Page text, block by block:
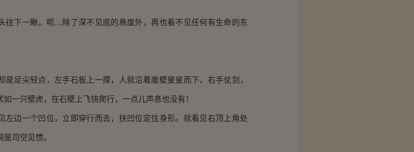
下一瞅，呃…除了深不见底的悬崖外，再也看不见任何有生命的东
足尖轻点，左手石板上一撑，人就沿着崖壁叟叟而下，右手仗剑，
一只壁虎，在石壁上飞快爬行，一点儿声息也没有！
边一个凹位，立即穿行而去，扶凹位定住身形。就看见右顶上角处
司空见惯。